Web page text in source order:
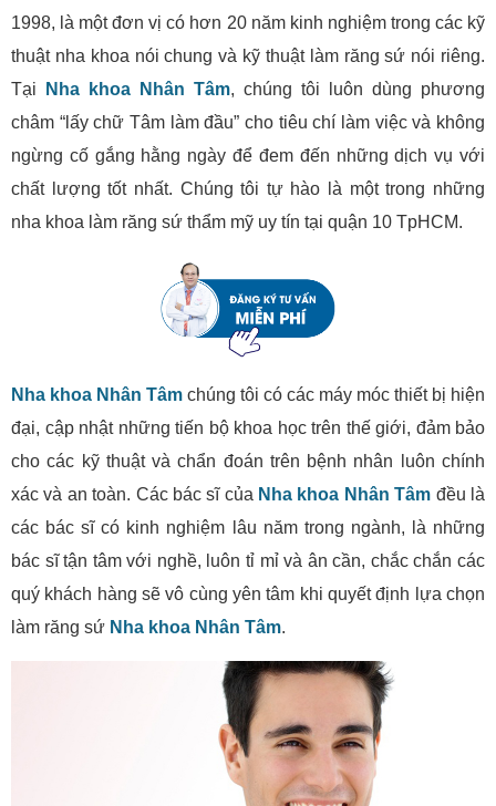
1998, là một đơn vị có hơn 20 năm kinh nghiệm trong các kỹ
thuật nha khoa nói chung và kỹ thuật làm răng sứ nói riêng.
Tại
Nha khoa Nhân Tâm, chúng tôi luôn dùng phương
châm “lấy chữ Tâm làm đầu” cho tiêu chí làm việc và không
ngừng cố gắng hằng ngày để đem đến những dịch vụ với
chất lượng tốt nhất. Chúng tôi tự hào là một trong những
nha khoa làm răng sứ thẩm mỹ uy tín tại quận 10 TpHCM.
Nha khoa Nhân Tâm chúng tôi có các máy móc thiết bị hiện
đại, cập nhật những tiến bộ khoa học trên thế giới, đảm bảo
cho các kỹ thuật và chẩn đoán trên bệnh nhân luôn chính
xác và an toàn. Các bác sĩ của Nha khoa Nhân Tâm đều là
các bác sĩ có kinh nghiệm lâu năm trong ngành, là những
bác sĩ tận tâm với nghề, luôn tỉ mỉ và ân cần, chắc chắn các
quý khách hàng sẽ vô cùng yên tâm khi quyết định lựa chọn
làm răng sứ Nha khoa Nhân Tâm.